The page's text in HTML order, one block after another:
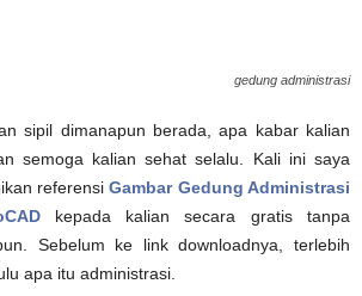
gedung administrasi
sipil dimanapun berada, apa kabar kalian
semoga kalian sehat selalu. Kali ini saya
referensiGambar Gedung Administrasi
kepada kalian secara gratis tanpa
Sebelum ke link downloadnya, terlebih
apa itu administrasi.